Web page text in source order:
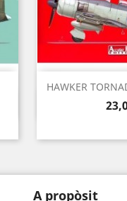
HAWKER
A propòsit